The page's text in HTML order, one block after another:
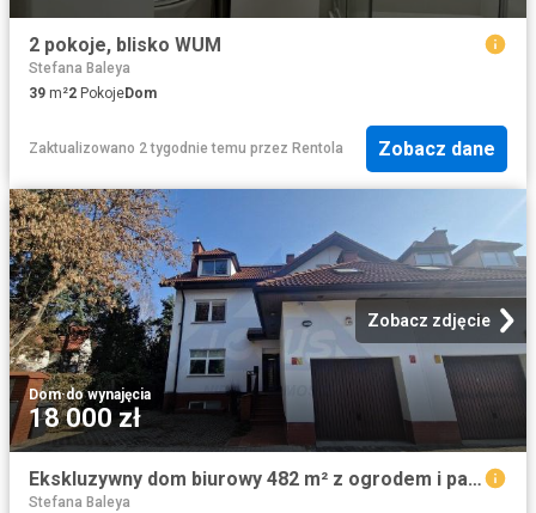
2 pokoje, blisko WUM
Stefana Baleya
39 m²2 PokojeDom
Zaktualizowano 2 tygodnie temu przez Rentola Zobacz dane
Zobacz zdjęcie
Dom·do wynajęcia
18 000 zł
Ekskluzywny dom biurowy 482 m² z ogrodem i parkingiem polecam!
Stefana Baleya